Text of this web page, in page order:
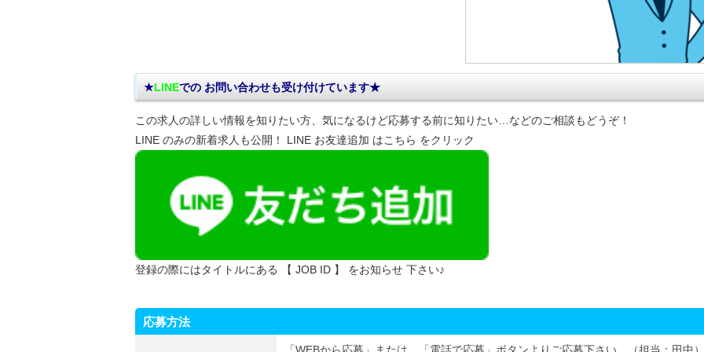
★LINEでの お問い合わせも受け付けています★
この求人の詳しい情報を知りたい方、気になるけど応募する前に知りたい…などのご相談もどうぞ！
LINE のみの新着求人も公開！ LINE お友達追加 はこちら をクリック
登録の際にはタイトルにある 【 JOB ID 】 をお知らせ 下さい♪
応募方法